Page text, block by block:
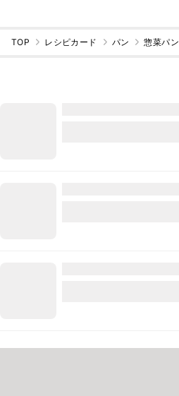
TOP レシピカード パン 惣菜パン